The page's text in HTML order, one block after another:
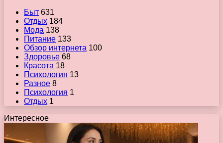
Быт 631
Отдых 184
Мода 138
Питание 133
Обзор интернета 100
Здоровье 68
Красота 18
Психология 13
Разное 8
Психология 1
Отдых 1
Интересное